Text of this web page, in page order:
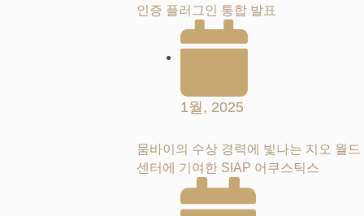
인증 플러그인 통합 발표
1월, 2025
뭄바이의 수상 경력에 빛나는 지오 월드
센터에 기여한 SIAP 어쿠스틱스